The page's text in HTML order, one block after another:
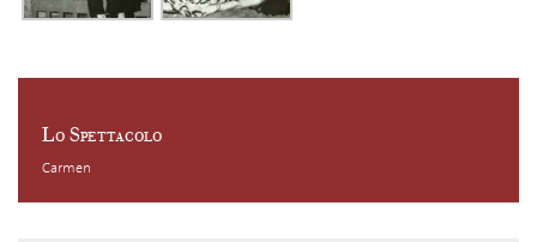
Lo Spettacolo
Carmen